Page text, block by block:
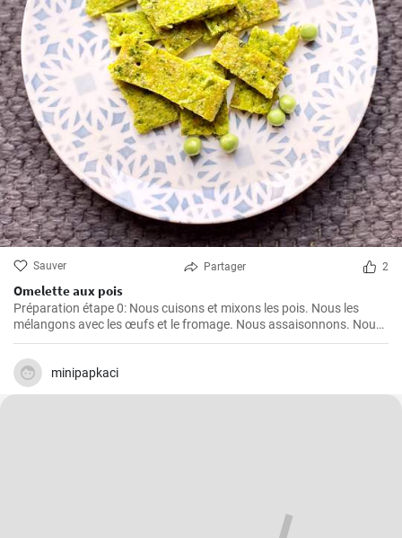
Sauver Partager 2
Omelette aux pois
Préparation étape 0: Nous cuisons et mixons les pois. Nous les
mélangons avec les œufs et le fromage. Nous assaisonnons. Nous
graissons la poêle avec de l'huile et cuisons l'omelette des deux
côtés.
minipapkaci